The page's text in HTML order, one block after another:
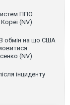
ППО
(NV)
обмін на що США
(NV)
інциденту